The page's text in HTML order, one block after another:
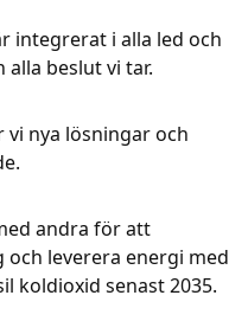
integrerat i alla led och
beslut vi tar.
nya lösningar och
andra för att
leverera energi med
koldioxid senast 2035.